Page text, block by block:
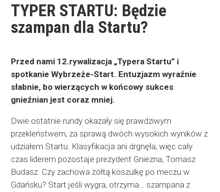
TYPER STARTU: Będzie
szampan dla Startu?
Przed nami 12.rywalizacja „Typera Startu” i
spotkanie Wybrzeże-Start. Entuzjazm wyraźnie
słabnie, bo wierzących w końcowy sukces
gnieźnian jest coraz mniej.
Dwie ostatnie rundy okazały się prawdziwym
przekleństwem, za sprawą dwóch wysokich wyników z
udziałem Startu. Klasyfikacja ani drgnęła, więc cały
czas liderem pozostaje prezydent Gniezna, Tomasz
Budasz. Czy zachowa żółtą koszulkę po meczu w
Gdańsku? Start jeśli wygra, otrzyma… szampana z